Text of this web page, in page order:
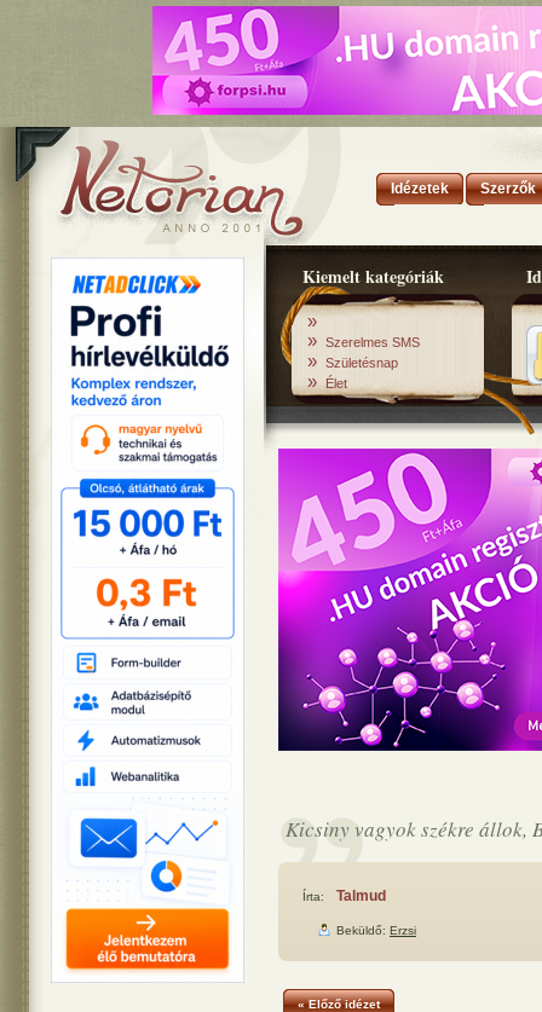
Idézetek Szerzők
Kiemelt kategóriák
»
» Szerelmes SMS
» Születésnap
» Élet
Kicsiny vagyok székre állok,
Írta: Talmud
Beküldő: Erzsi
« Előző idézet